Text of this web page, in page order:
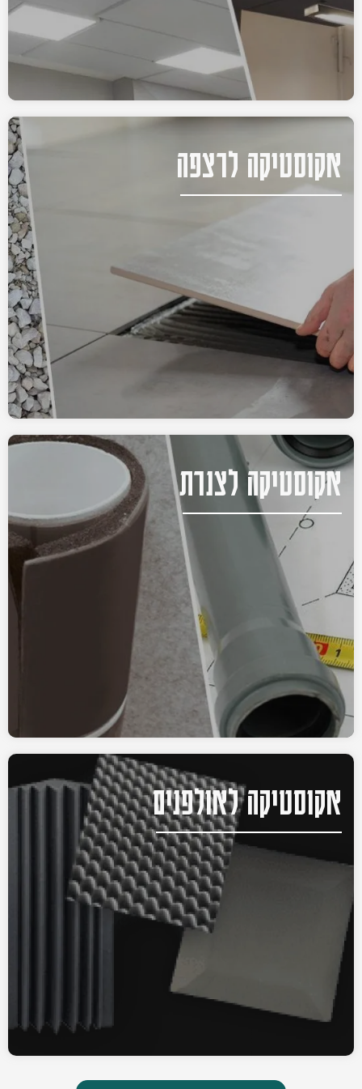
אקוסטיקה לרצפה
אקוסטיקה לצנרת
אקוסטיקה לאולפנים